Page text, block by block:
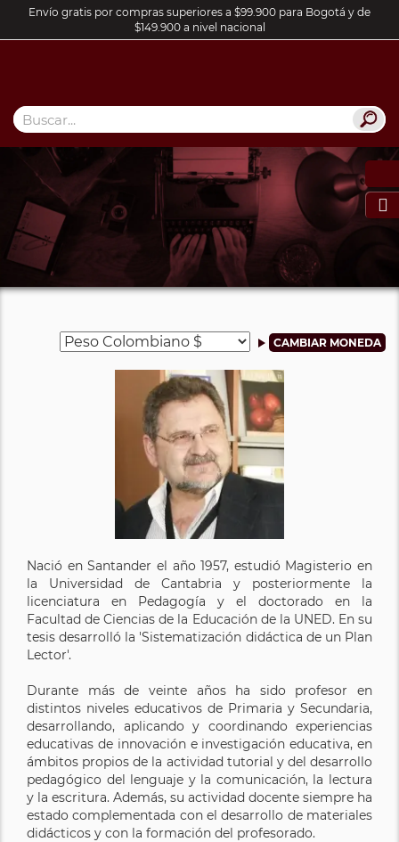
Envío gratis por compras superiores a $99.900 para Bogotá y de
$149.900 a nivel nacional

Nació en Santander el año 1957, estudió Magisterio en
la Universidad de Cantabria y posteriormente la
licenciatura en Pedagogía y el doctorado en la
Facultad de Ciencias de la Educación de la UNED. En su
tesis desarrolló la 'Sistematización didáctica de un Plan
Lector'.
Durante más de veinte años ha sido profesor en
distintos niveles educativos de Primaria y Secundaria,
desarrollando, aplicando y coordinando experiencias
educativas de innovación e investigación educativa, en
ámbitos propios de la actividad tutorial y del desarrollo
pedagógico del lenguaje y la comunicación, la lectura
y la escritura. Además, su actividad docente siempre ha
estado complementada con el desarrollo de materiales
didácticos y con la formación del profesorado.